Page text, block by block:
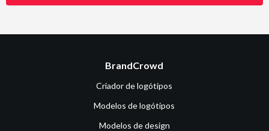
BrandCrowd
Criador de logótipos
Modelos de logótipos
Modelos de design